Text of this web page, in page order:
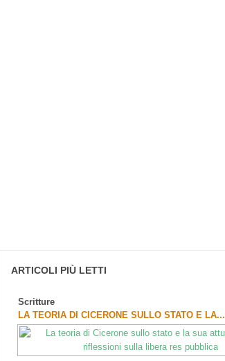
ARTICOLI PIÙ LETTI
Scritture
LA TEORIA DI CICERONE SULLO STATO E LA...